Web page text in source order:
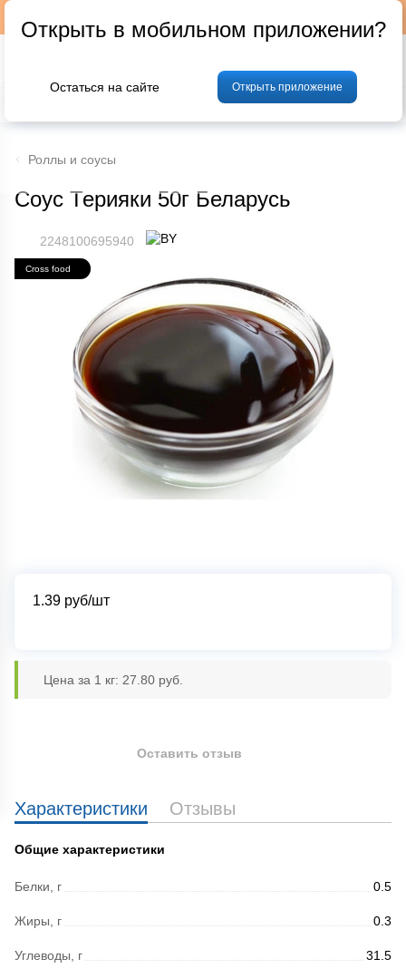
Фрукты и овощи Мясо Птица
Роллы и соусы
Соус Терияки 50г Беларусь
2248100695940
Cross food
1.39 руб/шт
Цена за 1 кг: 27.80 руб.
Характеристики Отзывы
Общие характеристики
Белки, г 0.5
Жиры, г 0.3
Углеводы, г 31.5
Оставить отзыв
Открыть в мобильном приложении?
Остаться на сайте Открыть приложение